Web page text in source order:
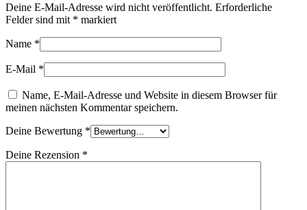
Deine E-Mail-Adresse wird nicht veröffentlicht. Erforderliche
Felder sind mit * markiert
Name *
E-Mail *
Name, E-Mail-Adresse und Website in diesem Browser für
meinen nächsten Kommentar speichern.
Deine Bewertung *
Deine Rezension *